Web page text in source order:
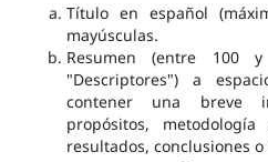
Título en español
mayúsculas.
Resumen (entre 100
"Descriptores") a
contener una breve
propósitos,
resultados, conclusiones